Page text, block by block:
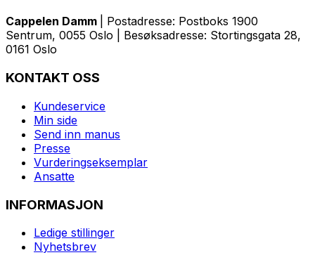
Cappelen Damm
| Postadresse: Postboks 1900
Sentrum, 0055 Oslo | Besøksadresse: Stortingsgata 28,
0161 Oslo
KONTAKT OSS
Kundeservice
Min side
Send inn manus
Presse
Vurderingseksemplar
Ansatte
INFORMASJON
Ledige stillinger
Nyhetsbrev